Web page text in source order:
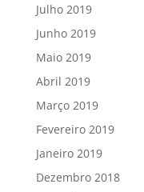
Julho 2019
Junho 2019
Maio 2019
Abril 2019
Março 2019
Fevereiro 2019
Janeiro 2019
Dezembro 2018